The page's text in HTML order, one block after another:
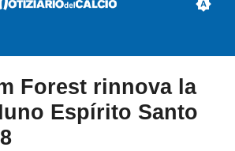
Forest rinnova la
Espírito Santo